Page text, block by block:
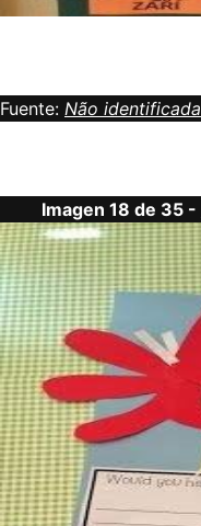
Fuente: Não identificada
Imagen 18 de 35 -